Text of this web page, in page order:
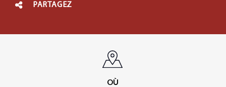
PARTAGEZ
OÙ